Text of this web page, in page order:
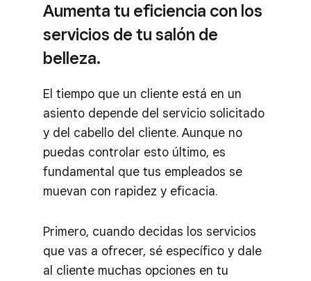
Aumenta tu eficiencia con los
servicios de tu salón de
belleza.
El tiempo que un cliente está en un
asiento depende del servicio solicitado
y del cabello del cliente. Aunque no
puedas controlar esto último, es
fundamental que tus empleados se
muevan con rapidez y eficacia.
Primero, cuando decidas los servicios
que vas a ofrecer, sé específico y dale
al cliente muchas opciones en tu